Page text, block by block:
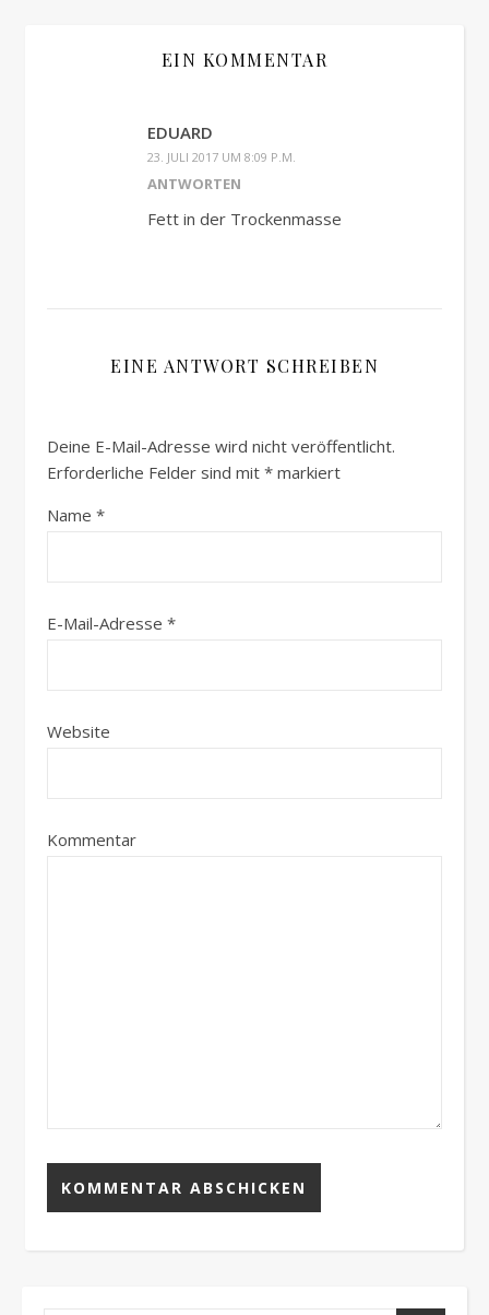
EIN KOMMENTAR
EDUARD
23. JULI 2017 UM 8:09 P.M.
ANTWORTEN
Fett in der Trockenmasse
EINE ANTWORT SCHREIBEN
Deine E-Mail-Adresse wird nicht veröffentlicht.
Erforderliche Felder sind mit * markiert
Name *
E-Mail-Adresse *
Website
Kommentar